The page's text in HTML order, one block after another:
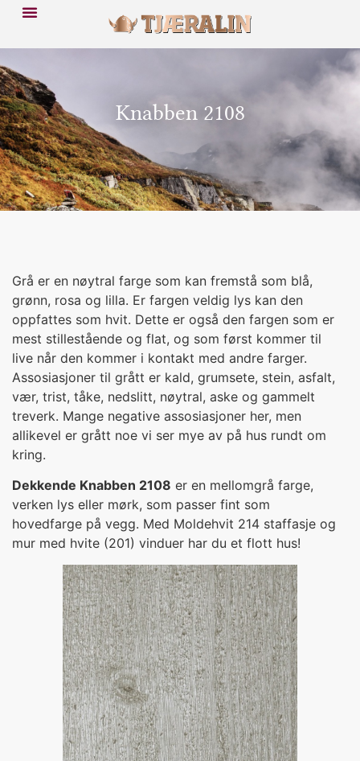
Knabben 2108
Grå er en nøytral farge som kan fremstå som blå,
grønn, rosa og lilla. Er fargen veldig lys kan den
oppfattes som hvit. Dette er også den fargen som er
mest stillestående og flat, og som først kommer til
live når den kommer i kontakt med andre farger.
Assosiasjoner til grått er kald, grumsete, stein, asfalt,
vær, trist, tåke, nedslitt, nøytral, aske og gammelt
treverk. Mange negative assosiasjoner her, men
allikevel er grått noe vi ser mye av på hus rundt om
kring.
Dekkende Knabben 2108 er en mellomgrå farge,
verken lys eller mørk, som passer fint som
hovedfarge på vegg. Med Moldehvit 214 staffasje og
mur med hvite (201) vinduer har du et flott hus!